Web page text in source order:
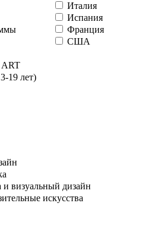
ART
19 лет)
Италия
Испания
Франция
США
визуальный дизайн
искусства